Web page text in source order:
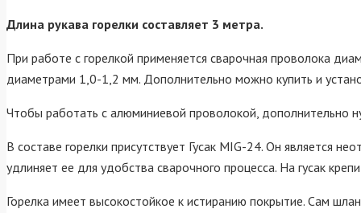
Длина рукава горелки составляет 3 метра.
При работе с горелкой применяется сварочная проволока
диаметрами 1,0-1,2 мм. Дополнительно можно купить и
Чтобы работать с алюминиевой проволокой, дополнительно
В составе горелки присутствует Гусак MIG-24. Он является
удлиняет ее для удобства сварочного процесса. На гусак
Горелка имеет высокостойкое к истиранию покрытие. Сам